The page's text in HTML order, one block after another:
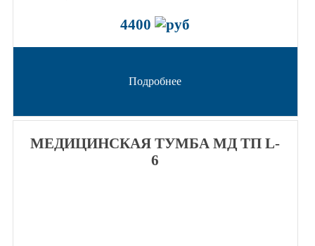
4400
Подробнее
МЕДИЦИНСКАЯ ТУМБА МД ТП L-
6